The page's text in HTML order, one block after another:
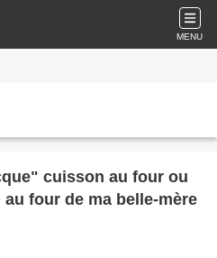
MENU
cuisson au four ou
four de ma belle-mère